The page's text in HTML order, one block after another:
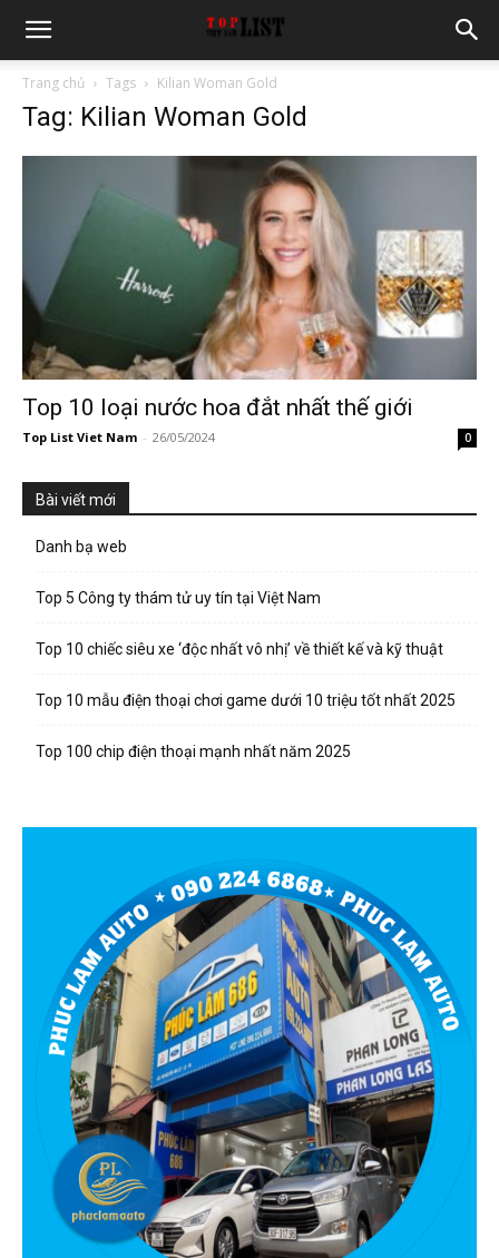
Trang chủ Tags Kilian Woman Gold
Tag: Kilian Woman Gold
Top 10 loại nước hoa đắt nhất thế giới
Top List Viet Nam - 26/05/2024 0
Bài viết mới
Danh bạ web
Top 5 Công ty thám tử uy tín tại Việt Nam
Top 10 chiếc siêu xe ‘độc nhất vô nhị’ về thiết kế và kỹ thuật
Top 10 mẫu điện thoại chơi game dưới 10 triệu tốt nhất 2025
Top 100 chip điện thoại mạnh nhất năm 2025